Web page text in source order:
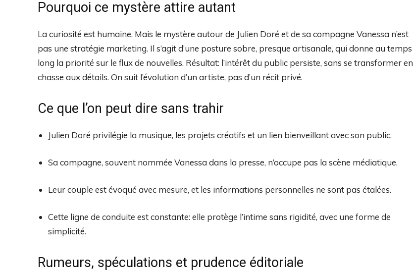
Pourquoi ce mystère attire autant
La curiosité est humaine. Mais le mystère autour de Julien Doré et de sa compagne Vanessa n’est
pas une stratégie marketing. Il s’agit d’une posture sobre, presque artisanale, qui donne au temps
long la priorité sur le flux de nouvelles. Résultat: l’intérêt du public persiste, sans se transformer en
chasse aux détails. On suit l’évolution d’un artiste, pas d’un récit privé.
Ce que l’on peut dire sans trahir
Julien Doré privilégie la musique, les projets créatifs et un lien bienveillant avec son public.
Sa compagne, souvent nommée Vanessa dans la presse, n’occupe pas la scène médiatique.
Leur couple est évoqué avec mesure, et les informations personnelles ne sont pas étalées.
Cette ligne de conduite est constante: elle protège l’intime sans rigidité, avec une forme de
simplicité.
Rumeurs, spéculations et prudence éditoriale